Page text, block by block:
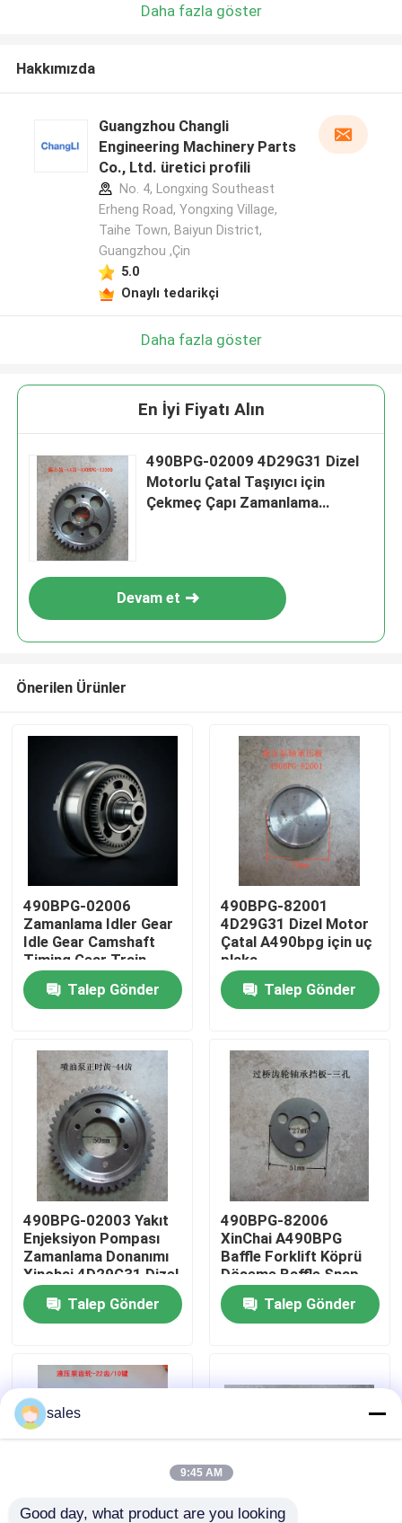
Evde
Videolar
Hakkımızda
Fabrika turu
Kalite Kontrolü
Bir teklif isteği
Motor Bloku Montajı ve Aksesuarları
Daha fazla göster
Hakkımızda
Guangzhou Changli
Engineering Machinery Parts
Co., Ltd. üretici profili
No. 4, Longxing Southeast
Erheng Road, Yongxing Village,
Taihe Town, Baiyun District,
Guangzhou ,Çin
5.0
Onaylı tedarikçi
Daha fazla göster
En İyi Fiyatı Alın
490BPG-02009 4D29G31 Dizel
Motorlu Çatal Taşıyıcı için
Çekmeç Çapı Zamanlama
Devam et
Önerilen Ürünler
490BPG-02006
Zamanlama Idler Gear
Idle Gear Camshaft
Timing Gear Train
Assembly
Talep Gönder
490BPG-82001
4D29G31 Dizel Motor
Çatal A490bpg için uç
plaka
Talep Gönder
490BPG-02003 Yakıt
Enjeksiyon Pompası
Zamanlama Donanımı
Xinchai 4D29G31 Dizel
Motor Çatal
Talep Gönder
490BPG-82006
XinChai A490BPG
Baffle Forklift Köprü
Döşeme Baffle Snap
Plate
Talep Gönder
sales
9:45 AM
Good day, what product are you looking